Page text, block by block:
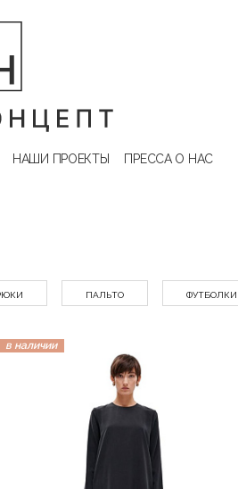
НАШИ ПРОЕКТЫ ПРЕССА О НАС
ПАЛЬТО ФУТБОЛКИ
в наличии